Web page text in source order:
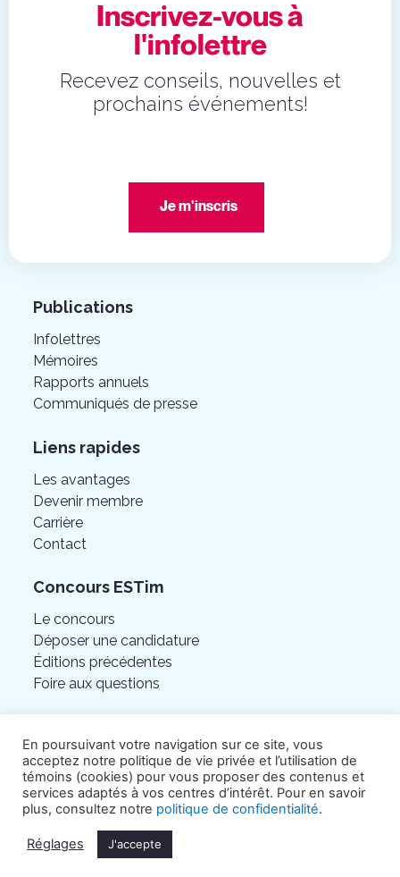
Inscrivez-vous à
l'infolettre
Recevez conseils, nouvelles et
prochains événements!
Je m'inscris
Publications
Infolettres
Mémoires
Rapports annuels
Communiqués de presse
Liens rapides
Les avantages
Devenir membre
Carrière
Contact
Concours ESTim
Le concours
Déposer une candidature
Éditions précédentes
Foire aux questions
©Chambre de commerce de l’Est de Montréal.
Tous droits réservés.
En poursuivant votre navigation sur ce site, vous
acceptez notre politique de vie privée et l’utilisation de
témoins (cookies) pour vous proposer des contenus et
services adaptés à vos centres d’intérêt. Pour en savoir
plus, consultez notre politique de confidentialité.
Réglages J'accepte